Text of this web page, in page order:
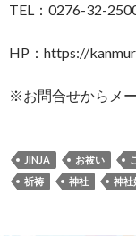
TEL：0276-32-
HP：https://
※お問合せからメ
JINJA お祓い
祈祷
神社 神社